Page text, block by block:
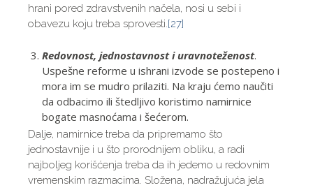
hrani pored zdravstvenih načela, nosi u sebi i
obavezu koju treba sprovesti.[27]
Redovnost, jednostavnost i uravnoteženost.
Uspešne reforme u ishrani izvode se postepeno i
mora im se mudro prilaziti. Na kraju ćemo naučiti
da odbacimo ili štedljivo koristimo namirnice
bogate masnoćama i šećerom.
Dalje, namirnice treba da pripremamo što
jednostavnije i u što prorodnijem obliku, a radi
najboljeg korišćenja treba da ih jedemo u redovnim
vremenskim razmacima. Složena, nadražujuća jela